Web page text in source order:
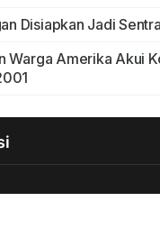
Disiapkan Jadi
Warga Amerika Akui